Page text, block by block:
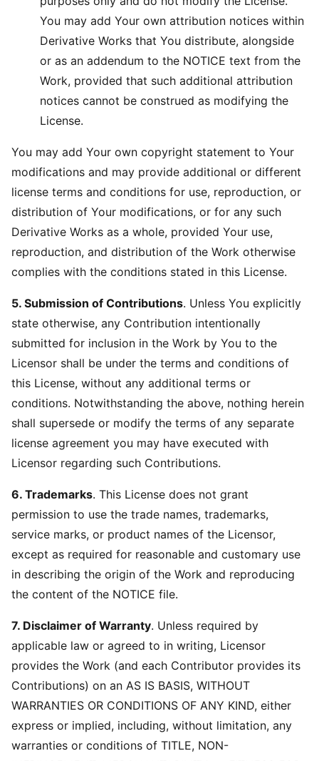
You may add Your own attribution notices within
Derivative Works that You distribute, alongside
or as an addendum to the NOTICE text from the
Work, provided that such additional attribution
notices cannot be construed as modifying the
License.
You may add Your own copyright statement to Your
modifications and may provide additional or different
license terms and conditions for use, reproduction, or
distribution of Your modifications, or for any such
Derivative Works as a whole, provided Your use,
reproduction, and distribution of the Work otherwise
complies with the conditions stated in this License.
5. Submission of Contributions. Unless You explicitly
state otherwise, any Contribution intentionally
submitted for inclusion in the Work by You to the
Licensor shall be under the terms and conditions of
this License, without any additional terms or
conditions. Notwithstanding the above, nothing herein
shall supersede or modify the terms of any separate
license agreement you may have executed with
Licensor regarding such Contributions.
6. Trademarks. This License does not grant
permission to use the trade names, trademarks,
service marks, or product names of the Licensor,
except as required for reasonable and customary use
in describing the origin of the Work and reproducing
the content of the NOTICE file.
7. Disclaimer of Warranty. Unless required by
applicable law or agreed to in writing, Licensor
provides the Work (and each Contributor provides its
Contributions) on an AS IS BASIS, WITHOUT
WARRANTIES OR CONDITIONS OF ANY KIND, either
express or implied, including, without limitation, any
warranties or conditions of TITLE, NON-